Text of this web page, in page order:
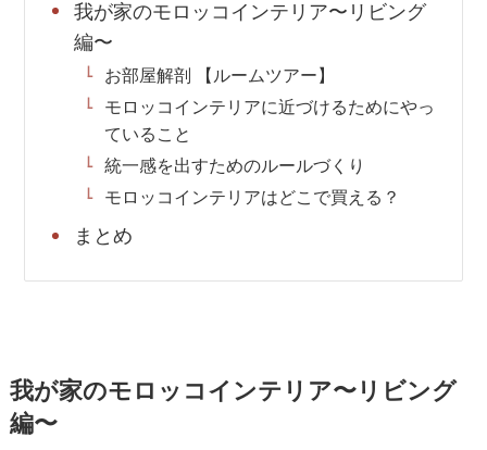
我が家のモロッコインテリア〜リビング
編〜
お部屋解剖 【ルームツアー】
モロッコインテリアに近づけるためにやっ
ていること
統一感を出すためのルールづくり
モロッコインテリアはどこで買える？
まとめ
我が家のモロッコインテリア〜リビング
編〜